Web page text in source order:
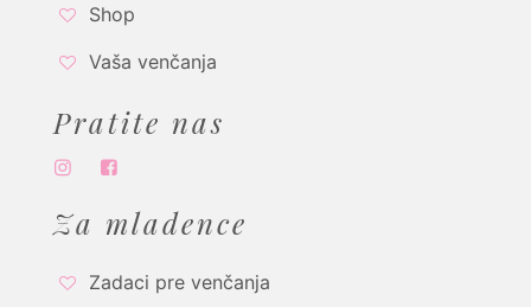
Shop
Vaša venčanja
Pratite nas
Za mladence
Zadaci pre venčanja